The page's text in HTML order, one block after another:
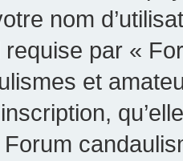
nom
par «
et